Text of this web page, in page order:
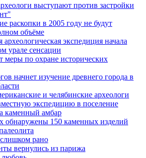
выступают против застройки
раскопки в 2005 году не будут
объёме
экспедиция начала
урале сенсации
меры по охране исторических
начнет изучение древнего города в
и челябинские археологи
экспедицию в поселение
каменный амбар
обнаружены 150 каменных изделий
рано
вернулись из парижа